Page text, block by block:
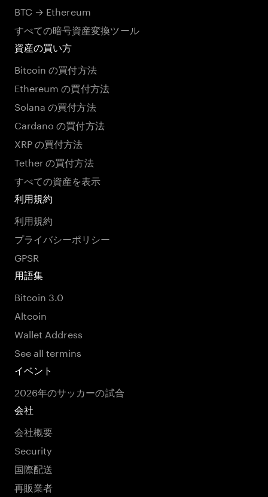
BTC → Ethereum
すべての暗号資産変換ツール
資産の買い方
Bitcoin の買付方法
Ethereum の買付方法
Solana の買付方法
Cardano の買付方法
XRP の買付方法
Tether の買付方法
すべての資産を表示
利用規約
利用規約
プライバシーポリシー
GPSR
用語集
Bitcoin 3.0
Altcoin
Wallet Address
See all termins
イベント
2026年のサッカーの試合
会社
会社概要
Security
国際配送
再販業者